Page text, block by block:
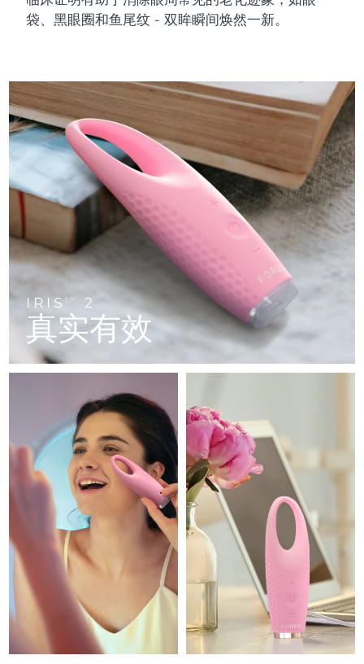
袋、黑眼圈和鱼尾纹 - 双眸瞬间焕然一新。
IRIS TM 2
真实有效
LUNA™ 4 Men
For men, anti-aging massage
LUNA™ 4 mini
For young skin, T-zone
LUNA™ 4 go
For travel or gym bag
LUNA™ 护肤
LUNA™ 设备
All facial cleansing devices
BEAR™ 2 eyes & lips
Microcurrent line smoothing device
面部提拉护理
Premium anti-aging skincare
BEAR™ 设备
All premium facelift devices
补水保湿
UFO™ 3 LED
Near-infrared and red light therapy
device
UFO™ 3 mini
Red light therapy device for young skin
UFO™ 3 go
Portable red light therapy
Rejuvenation & hydration
UFO™ 设备
All deep facial hydration devices
口腔护理
issa™ 4 plus
Smart hybrid silicone sonic toothbrush
issa™ 4 smile
Hybrid silicone sonic toothbrush
issa™ 4 baby
For ages 0-3
issa™ Teeth Whitening Set
Dual LED + sonic device & 18% PAP gel
ISSA™ 设备
All silicone sonic toothbrushes
FAQ™ 101
Clinical anti-aging
FAQ™ 102
Advanced clinical anti-aging
FAQ™ P1 Primer
Manuka honey primer
FAQ™护肤品
All FAQ™ skincare
FAQ™产品
All anti-aging treatments
LED治疗
NEW
FAQ™ 201
LED mask
FAQ™ 202
LED mask
FAQ™ 221
Anti-aging LED hand mask
FAQ™护肤品
All FAQ™ skincare
FAQ™产品
All LED treatments
生发
FAQ™ 301
LED hair strengthening scalp massager
FAQ™ Scalp Serum
Scalp recovery probiotic serum
FAQ™护肤品
All FAQ™ skincare
FAQ™产品
All hair treatments
肌肤年轻化
NEW
FAQ™ 501
Full-Spectrum Red Light Therapy
FAQ™ 502
Full-Spectrum Red Light Therapy
FAQ™ Red Light Serum
FAQ™ skincare
All FAQ™ skincare
FAQ™ products
All toning treatments
保健品
NEW
专业治疗
PEACH™ 2 Pro Max
Professional IPL hair removal device
PEACH™ 2
IPL hair removal
身体护理
BEAR™ 2 body
Microcurrent body toning
LUNA™ 4 body
Massaging body brush
痘肌护理
ESPADA™ 2 plus
Recurring acne LED therapy
眼部护理
BEAR™ 2 eyes & lips
Microcurrent line smoothing device
波斯尼亚和黑塞哥维那 预计送达日期8/11/26
保加利亚 预计送达日期8/8/26
加拿大 预计送达日期8/12/26
智利 预计送达日期 8/12/26
中国 预计送达日期 8/8/26
哥伦比亚 预计送达日期 8/12/26
克罗地亚 预计送达日期 8/8/26
塞浦路斯 预计送达日期
捷克 预计送达日期
爱沙尼亚 预计送达日期
芬兰 预计送达日期
预计送达日期8/8/26
法属波利尼西亚 预计送达日期 8/12/26
德国 预计送达日期 8/8/26
直布罗陀 预计送达日期 8/12/26
希腊 预计送达日期8/8/26